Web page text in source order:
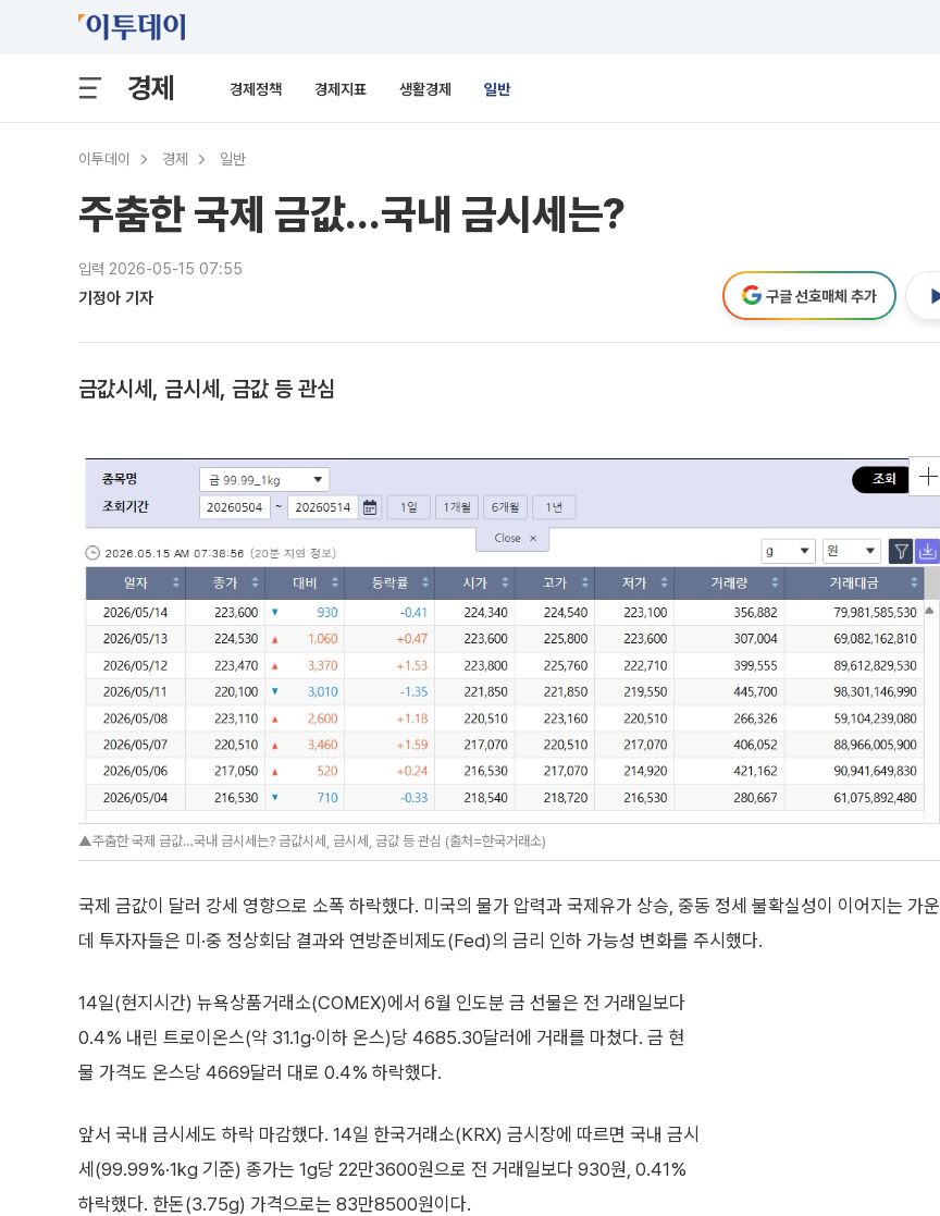
경제 경제정책 경제지표 생활경제 일반
이투데이 경제 일반
주춤한 국제 금값…국내 금시세는?
입력 2026-05-15 07:55
기정아 기자 구글 선호매체 추가
금값시세, 금시세, 금값 등 관심
▲주춤한 국제 금값…국내 금시세는? 금값시세, 금시세, 금값 등 관심 (출처=한국거래소)
국제 금값이 달러 강세 영향으로 소폭 하락했다. 미국의 물가 압력과 국제유가 상승, 중동 정세 불확실성이 이어지는 가운
데 투자자들은 미·중 정상회담 결과와 연방준비제도(Fed)의 금리 인하 가능성 변화를 주시했다.
14일(현지시간) 뉴욕상품거래소(COMEX)에서 6월 인도분 금 선물은 전 거래일보다
0.4% 내린 트로이온스(약 31.1g·이하 온스)당 4685.30달러에 거래를 마쳤다. 금 현
물 가격도 온스당 4669달러 대로 0.4% 하락했다.
앞서 국내 금시세도 하락 마감했다. 14일 한국거래소(KRX) 금시장에 따르면 국내 금시
세(99.99%·1kg 기준) 종가는 1g당 22만3600원으로 전 거래일보다 930원, 0.41%
하락했다. 한돈(3.75g) 가격으로는 83만8500원이다.